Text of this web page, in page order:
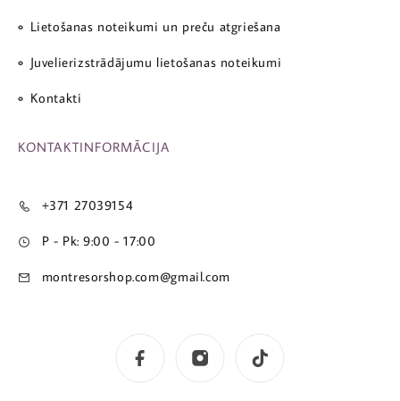
Lietošanas noteikumi un preču atgriešana
Juvelierizstrādājumu lietošanas noteikumi
Kontakti
KONTAKTINFORMĀCIJA
+371 27039154
P - Pk: 9:00 - 17:00
montresorshop.com@gmail.com